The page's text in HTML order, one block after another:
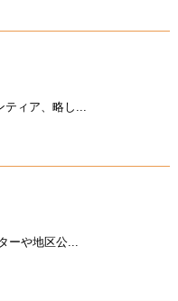
ティア、略し...
ーや地区公...